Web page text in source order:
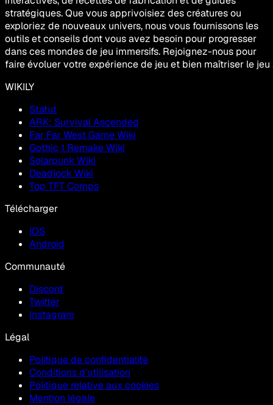
stratégiques. Que vous apprivoisiez des créatures ou
exploriez de nouveaux univers, nous vous fournissons les
outils et conseils dont vous avez besoin pour progresser
dans ces mondes de jeu immersifs. Rejoignez-nous pour
faire évoluer votre expérience de jeu et bien maîtriser le jeu
WIKILY
Statut
ARK: Survival Ascended
Far Far West Game Wiki
Gothic 1 Remake Wiki
Solarpunk Wiki
Deadlock Wiki
Top TFT Comps
Télécharger
IOS
Android
Communauté
Discord
Twitter
Instagram
Légal
Politique de confidentialité
Conditions d'utilisation
Politique relative aux cookies
Mention légale